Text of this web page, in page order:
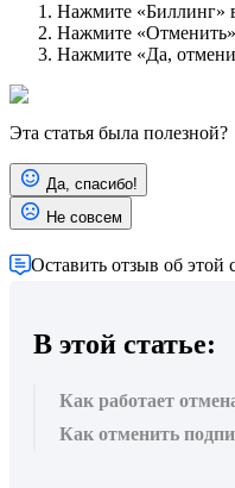
Нажмите «Биллинг»
Нажмите
Нажмите «Да,
Эта статья была полезной?
Да, спасибо!
Не совсем
Оставить отзыв об этой
В этой статье:
Как работает
Как отменить